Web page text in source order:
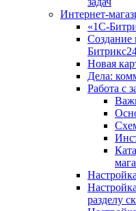
Интернет-
«1С-
Создание
Новая
Дела:
Работа с
разделу